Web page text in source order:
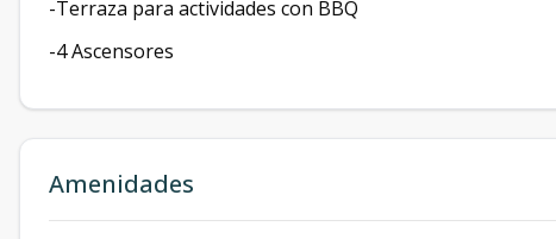
-Terraza para actividades con BBQ
-4 Ascensores
Amenidades